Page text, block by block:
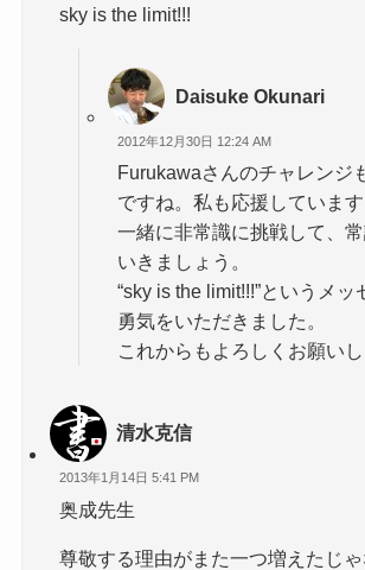
sky is the limit!!!
Daisuke Okunari
2012年12月30日 12:24 AM
Furukawaさんのチャレンジ
ですね。私も応援しています
一緒に非常識に挑戦して、
いきましょう。
“sky is the limit!!!”というメッ
勇気をいただきました。
これからもよろしくお願いし
清水克信
2013年1月14日 5:41 PM
奥成先生
尊敬する理由がまた一つ増えたじゃ